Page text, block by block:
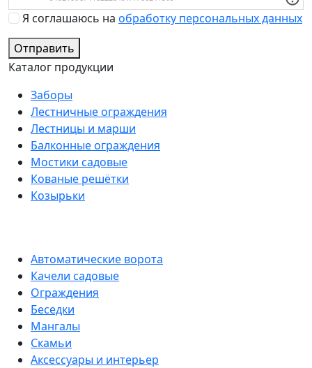
Я соглашаюсь на обработку персональных данных
Отправить
Каталог продукции
Заборы
Лестничные ограждения
Лестницы и марши
Балконные ограждения
Мостики садовые
Кованые решётки
Козырьки
Автоматические ворота
Качели садовые
Ограждения
Беседки
Мангалы
Скамьи
Аксессуары и интерьер